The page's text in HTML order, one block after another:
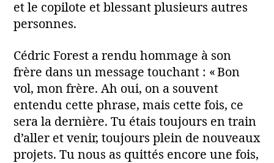
et le copilote et blessant plusieurs autres
personnes.
Cédric Forest a rendu hommage à son
frère dans un message touchant : « Bon
vol, mon frère. Ah oui, on a souvent
entendu cette phrase, mais cette fois, ce
sera la dernière. Tu étais toujours en train
d’aller et venir, toujours plein de nouveaux
projets. Tu nous as quittés encore une fois,